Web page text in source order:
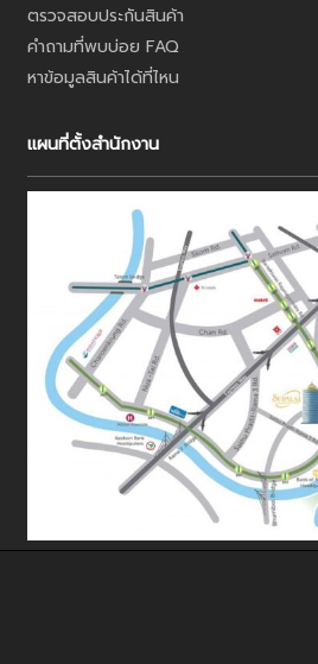
ตรวจสอบประกันสินค้า
คำถามที่พบบ่อย FAQ
หาข้อมูลสินค้าได้ที่ไหน
แผนที่ตั้งสำนักงาน